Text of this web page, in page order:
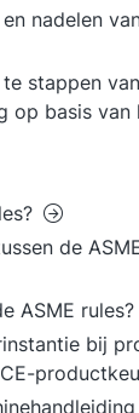
nadelen
stappen
op basis van
de
ASME rules?
bij